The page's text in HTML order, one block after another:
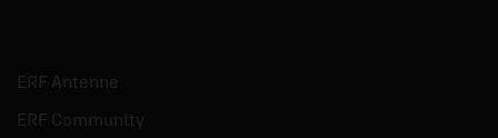
ERF Antenne
ERF Community